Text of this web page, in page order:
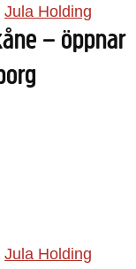
Jula Holding
– öppnar
Jula Holding